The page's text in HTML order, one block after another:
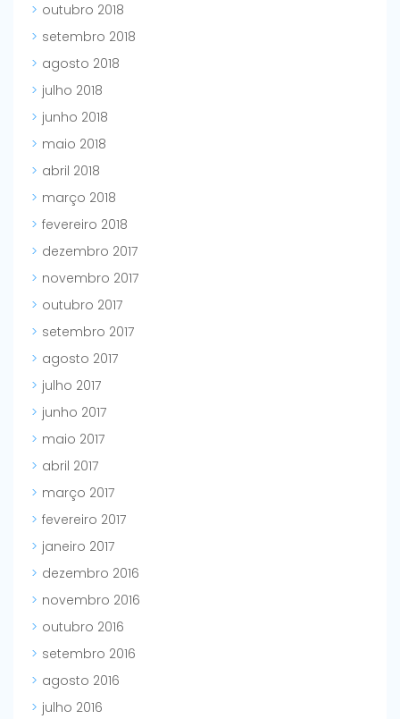
outubro 2018
setembro 2018
agosto 2018
julho 2018
junho 2018
maio 2018
abril 2018
março 2018
fevereiro 2018
dezembro 2017
novembro 2017
outubro 2017
setembro 2017
agosto 2017
julho 2017
junho 2017
maio 2017
abril 2017
março 2017
fevereiro 2017
janeiro 2017
dezembro 2016
novembro 2016
outubro 2016
setembro 2016
agosto 2016
julho 2016